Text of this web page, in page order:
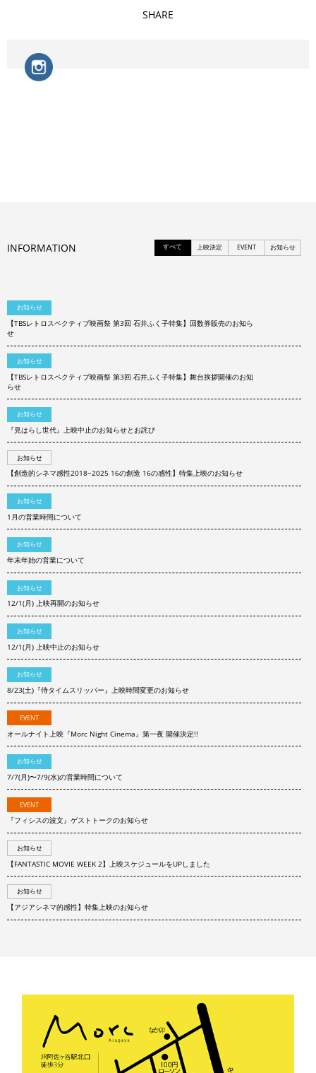
SHARE
INFORMATION すべて 上映決定 EVENT お知らせ
お知らせ
【TBSレトロスペクティブ映画祭 第3回 石井ふく子特集】回数券販売のお知ら
せ
お知らせ
【TBSレトロスペクティブ映画祭 第3回 石井ふく子特集】舞台挨拶開催のお知
らせ
お知らせ
『見はらし世代』上映中止のお知らせとお詫び
お知らせ
【創造的シネマ感性2018−2025 16の創造 16の感性】特集上映のお知らせ
お知らせ
1月の営業時間について
お知らせ
年末年始の営業について
お知らせ
12/1(月) 上映再開のお知らせ
お知らせ
12/1(月) 上映中止のお知らせ
お知らせ
8/23(土)『侍タイムスリッパー』上映時間変更のお知らせ
EVENT
オールナイト上映『Morc Night Cinema』第一夜 開催決定!!
お知らせ
7/7(月)〜7/9(水)の営業時間について
EVENT
『フィシスの波文』ゲストトークのお知らせ
お知らせ
【FANTASTIC MOVIE WEEK 2】上映スケジュールをUPしました
お知らせ
【アジアシネマ的感性】特集上映のお知らせ